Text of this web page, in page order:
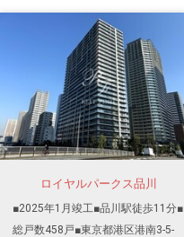
ロイヤルパークス品川
■2025年1月竣工■品川駅徒歩11分■
総戸数458戸■東京都港区港南3-5-